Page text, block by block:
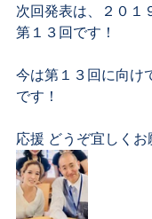
次回発表は、２０１
第１３回です！
今は第１３回に向け
です！
応援 どうぞ宜しくお